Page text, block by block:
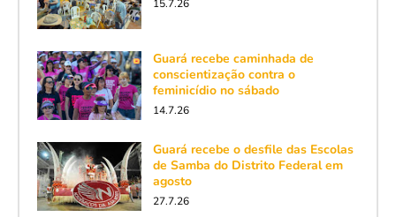
15.7.26
Guará recebe caminhada de
conscientização contra o
feminicídio no sábado
14.7.26
Guará recebe o desfile das Escolas
de Samba do Distrito Federal em
agosto
27.7.26